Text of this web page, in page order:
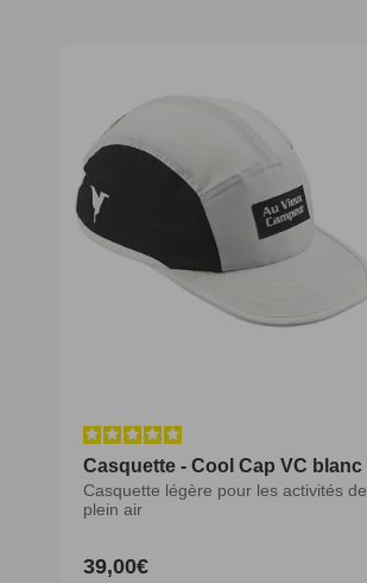
Casquette - Cool Cap VC blanc
Casquette légère pour les activités de
plein air
Prix
39,00€
Casquette - Cool Cap VC blanc
Casquette légère pour les activités de
plein air
Prix
39,00€